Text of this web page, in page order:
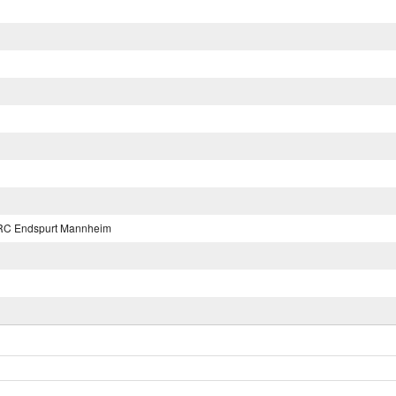
Endspurt Mannheim